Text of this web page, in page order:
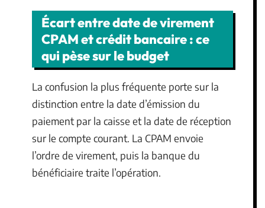
Écart entre date de virement
CPAM et crédit bancaire : ce
qui pèse sur le budget
La confusion la plus fréquente porte sur la
distinction entre la date d’émission du
paiement par la caisse et la date de réception
sur le compte courant. La CPAM envoie
l’ordre de virement, puis la banque du
bénéficiaire traite l’opération.